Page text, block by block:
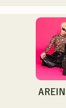
滑走屋場
リスマ
ラデサル
グスピ
DJ、金鷲
ント、地
Ramen
summit)
2024年
福岡を
イブや路
的に活
2025年
催。
行
小説を
か哀愁
目！！
・バンド